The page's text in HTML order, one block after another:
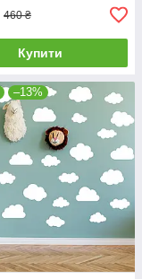
460 ₴
Купити
–13%